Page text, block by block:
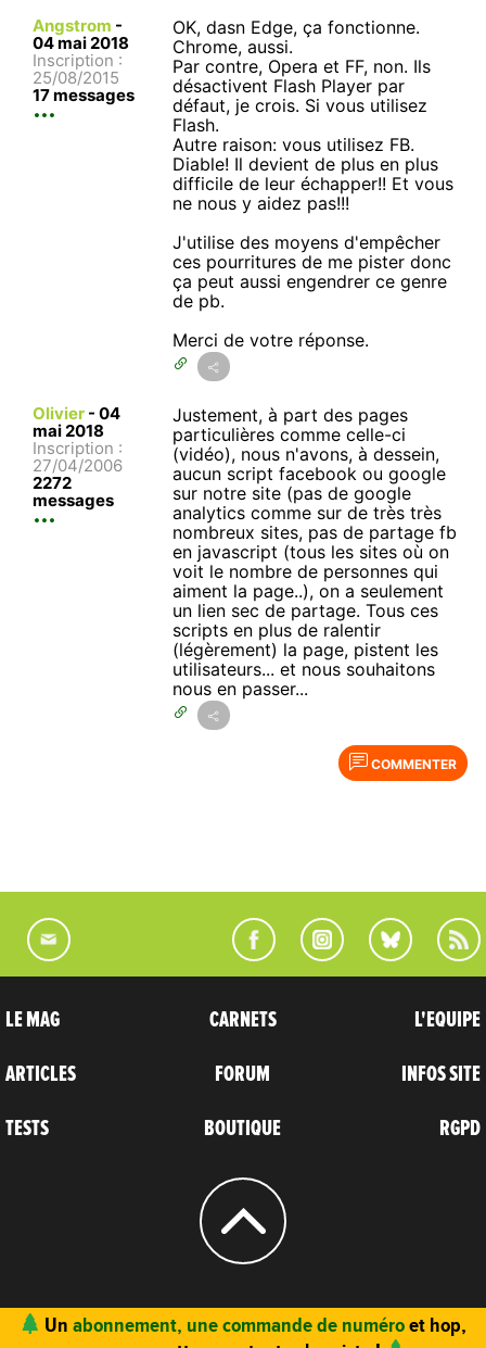
Angstrom -
04 mai 2018
Inscription :
25/08/2015
17 messages
OK, dasn Edge, ça fonctionne.
Chrome, aussi.
Par contre, Opera et FF, non. Ils
désactivent Flash Player par
défaut, je crois. Si vous utilisez
Flash.
Autre raison: vous utilisez FB.
Diable! Il devient de plus en plus
difficile de leur échapper!! Et vous
ne nous y aidez pas!!!
J'utilise des moyens d'empêcher
ces pourritures de me pister donc
ça peut aussi engendrer ce genre
de pb.
Merci de votre réponse.
Olivier - 04
mai 2018
Inscription :
27/04/2006
2272
messages
Justement, à part des pages
particulières comme celle-ci
(vidéo), nous n'avons, à dessein,
aucun script facebook ou google
sur notre site (pas de google
analytics comme sur de très très
nombreux sites, pas de partage fb
en javascript (tous les sites où on
voit le nombre de personnes qui
aiment la page..), on a seulement
un lien sec de partage. Tous ces
scripts en plus de ralentir
(légèrement) la page, pistent les
utilisateurs... et nous souhaitons
nous en passer...
COMMENTER
LE MAG
ARTICLES
TESTS
CARNETS
FORUM
BOUTIQUE
L'EQUIPE
INFOS SITE
RGPD
© 2004 - 2026 CARNETS D’AVENTURES
Un abonnement, une commande de numéroet hop,